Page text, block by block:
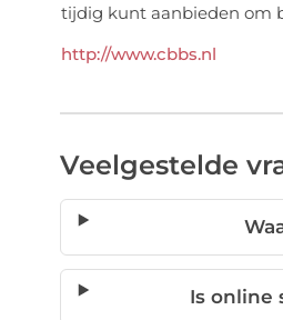
tijdig kunt aanbieden om
http://www.cbbs.nl
Veelgestelde
Is online